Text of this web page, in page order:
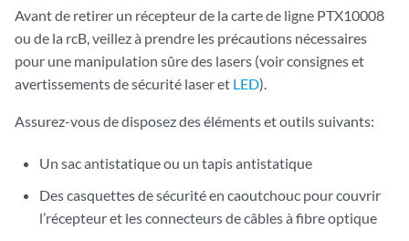
Avant de retirer un récepteur de la carte de ligne PTX10008
ou de la rcB, veillez à prendre les précautions nécessaires
pour une manipulation sûre des lasers (voir consignes et
avertissements de sécurité laser et LED).
Assurez-vous de disposez des éléments et outils suivants:
Un sac antistatique ou un tapis antistatique
Des casquettes de sécurité en caoutchouc pour couvrir
l’récepteur et les connecteurs de câbles à fibre optique